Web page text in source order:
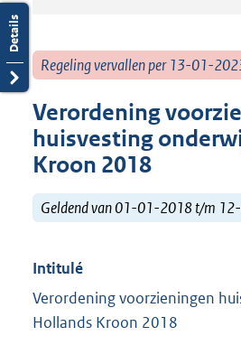
Regeling vervallen per 13-01-
Verordening
huisvesting
Kroon 2018
Geldend van 01-01-2018 t/m
Intitulé
Verordening voorzieningen
Hollands Kroon 2018